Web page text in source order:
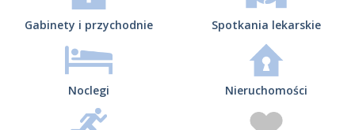
Gabinety i przychodnie Spotkania lekarskie
Noclegi Nieruchomości